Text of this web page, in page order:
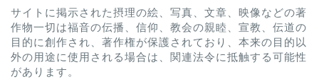
サイトに掲示された摂理の絵、写真、文章、映像などの著
作物一切は福音の伝播、信仰、教会の親睦、宣教、伝道の
目的に創作され、著作権が保護されており、本来の目的以
外の用途に使用される場合は、関連法令に抵触する可能性
があります。